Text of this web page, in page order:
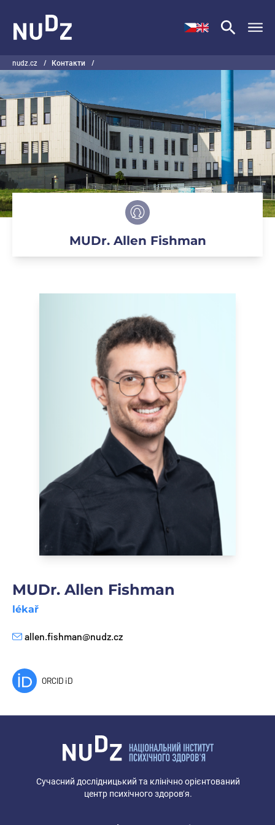
nudz.cz / Контакти /
MUDr. Allen Fishman
MUDr. Allen Fishman
lékař
E-mail
allen.fishman@nudz.cz
ORCID iD
Сучасний дослідницький та клінічно орієнтований
центр психічного здоров’я.